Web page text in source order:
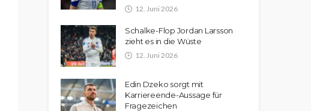
12. Juni 2026
Schalke-Flop Jordan Larsson
zieht es in die Wüste
12. Juni 2026
Edin Dzeko sorgt mit
Karriereende-Aussage für
Fragezeichen